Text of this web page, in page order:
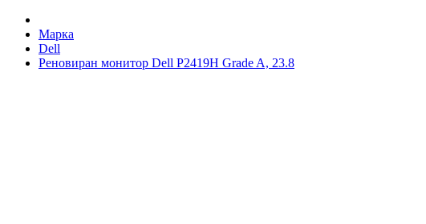
Марка
Dell
Реновиран монитор Dell P2419H Grade A, 23.8